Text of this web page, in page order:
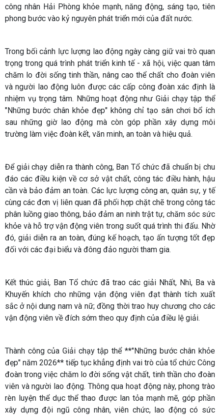
công nhân Hải Phòng khỏe mạnh, năng động, sáng tạo, tiên
phong bước vào kỷ nguyên phát triển mới của đất nước.
Trong bối cảnh lực lượng lao động ngày càng giữ vai trò quan
trọng trong quá trình phát triển kinh tế - xã hội, việc quan tâm
chăm lo đời sống tinh thần, nâng cao thể chất cho đoàn viên
và người lao động luôn được các cấp công đoàn xác định là
nhiệm vụ trọng tâm. Những hoạt động như Giải chạy tập thể
"Những bước chân khỏe đẹp" không chỉ tạo sân chơi bổ ích
sau những giờ lao động mà còn góp phần xây dựng môi
trường làm việc đoàn kết, văn minh, an toàn và hiệu quả.
Để giải chạy diễn ra thành công, Ban Tổ chức đã chuẩn bị chu
đáo các điều kiện về cơ sở vật chất, công tác điều hành, hậu
cần và bảo đảm an toàn. Các lực lượng công an, quân sự, y tế
cùng các đơn vị liên quan đã phối hợp chặt chẽ trong công tác
phân luồng giao thông, bảo đảm an ninh trật tự, chăm sóc sức
khỏe và hỗ trợ vận động viên trong suốt quá trình thi đấu. Nhờ
đó, giải diễn ra an toàn, đúng kế hoạch, tạo ấn tượng tốt đẹp
đối với các đại biểu và đông đảo người tham gia.
Kết thúc giải, Ban Tổ chức đã trao các giải Nhất, Nhì, Ba và
Khuyến khích cho những vận động viên đạt thành tích xuất
sắc ở nội dung nam và nữ; đồng thời trao huy chương cho các
vận động viên về đích sớm theo quy định của điều lệ giải.
Thành công của Giải chạy tập thể **"Những bước chân khỏe
đẹp" năm 2026** tiếp tục khẳng định vai trò của tổ chức Công
đoàn trong việc chăm lo đời sống vật chất, tinh thần cho đoàn
viên và người lao động. Thông qua hoạt động này, phong trào
rèn luyện thể dục thể thao được lan tỏa mạnh mẽ, góp phần
xây dựng đội ngũ công nhân, viên chức, lao động có sức